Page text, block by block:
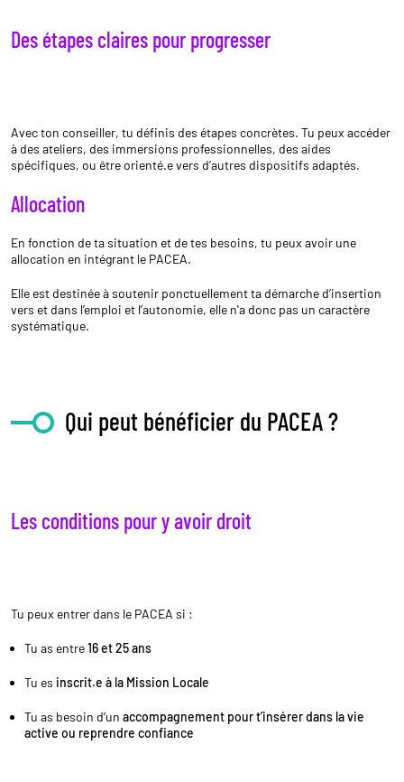
Des étapes claires pour progresser
Avec ton conseiller, tu définis des étapes concrètes. Tu peux accéder
à des ateliers, des immersions professionnelles, des aides
spécifiques, ou être orienté.e vers d’autres dispositifs adaptés.
Allocation
En fonction de ta situation et de tes besoins, tu peux avoir une
allocation en intégrant le PACEA.
Elle est destinée à soutenir ponctuellement ta démarche d’insertion
vers et dans l’emploi et l’autonomie, elle n'a donc pas un caractère
systématique.
Qui peut bénéficier du PACEA ?
Les conditions pour y avoir droit
Tu peux entrer dans le PACEA si :
Tu as entre16 et 25 ans
Tu es inscrit.e à la Mission Locale
Tu as besoin d’un accompagnement pour t’insérer dans la vie
active ou reprendre confiance